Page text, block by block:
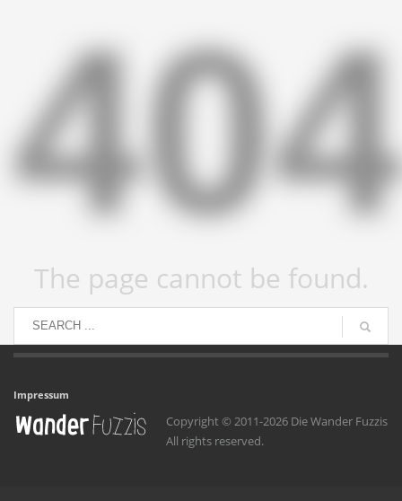
The page cannot be found.
Impressum
Copyright © 2011-2026 Die Wander Fuzzis
All rights reserved.